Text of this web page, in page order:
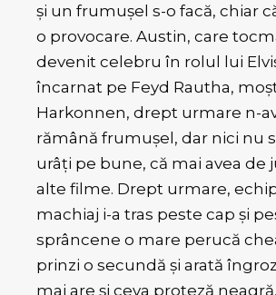
și un frumușel s-o facă, chiar
o provocare. Austin, care
devenit celebru în rolul lui
încarnat pe Feyd Rautha,
Harkonnen, drept urmare n-
rămână frumușel, dar nici nu
urâți pe bune, că mai avea de
alte filme. Drept urmare,
machiaj i-a tras peste cap și
sprâncene o mare perucă
prinzi o secundă și arată
mai are și ceva proteză